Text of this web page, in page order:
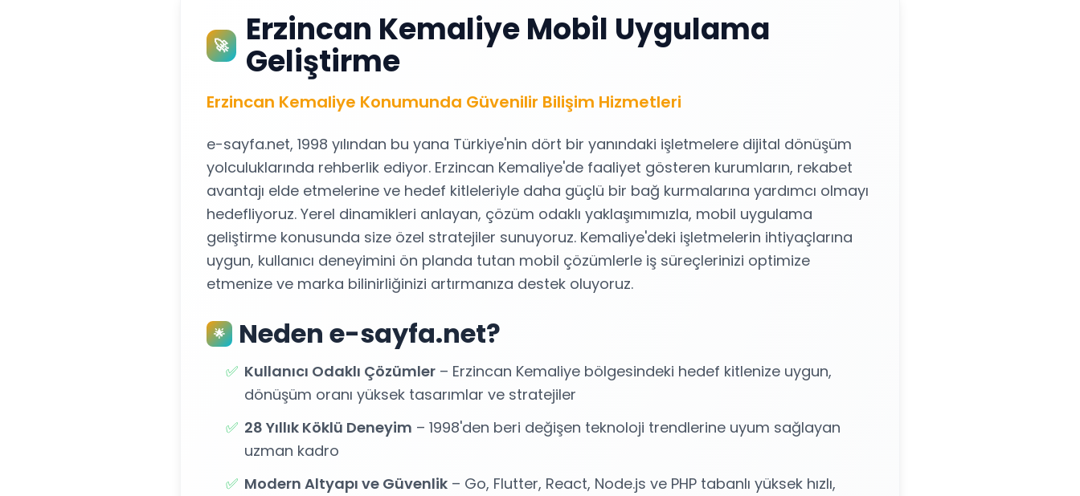
🚀 Erzincan Kemaliye Mobil Uygulama
Geliştirme
Erzincan Kemaliye Konumunda Güvenilir Bilişim Hizmetleri
e-sayfa.net, 1998 yılından bu yana Türkiye'nin dört bir yanındaki işletmelere dijital dönüşüm
yolculuklarında rehberlik ediyor. Erzincan Kemaliye'de faaliyet gösteren kurumların, rekabet
avantajı elde etmelerine ve hedef kitleleriyle daha güçlü bir bağ kurmalarına yardımcı olmayı
hedefliyoruz. Yerel dinamikleri anlayan, çözüm odaklı yaklaşımımızla, mobil uygulama
geliştirme konusunda size özel stratejiler sunuyoruz. Kemaliye'deki işletmelerin ihtiyaçlarına
uygun, kullanıcı deneyimini ön planda tutan mobil çözümlerle iş süreçlerinizi optimize
etmenize ve marka bilinirliğinizi artırmanıza destek oluyoruz.
🌟 Neden e-sayfa.net?
✅ Kullanıcı Odaklı Çözümler – Erzincan Kemaliye bölgesindeki hedef kitlenize uygun,
dönüşüm oranı yüksek tasarımlar ve stratejiler
✅ 28 Yıllık Köklü Deneyim – 1998'den beri değişen teknoloji trendlerine uyum sağlayan
uzman kadro
✅ Modern Altyapı ve Güvenlik – Go, Flutter, React, Node.js ve PHP tabanlı yüksek hızlı,